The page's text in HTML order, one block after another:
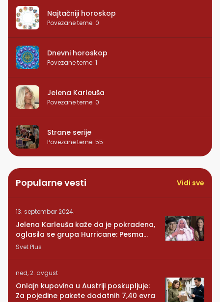
Najtačniji horoskop
Povezane teme: 0
Dnevni horoskop
Povezane teme: 1
Jelena Karleuša
Povezane teme: 0
Strane serije
Povezane teme: 55
Popularne vesti Vidi sve
13. septembar 2024.
Jelena Karleuša kaže da je pokradena,
oglasila se grupa Hurricane: Pesma
RUNDE je naša!
Svet Plus
ned, 2. avgust
Onlajn kupovina u Austriji poskupljuje:
Za pojedine pakete dodatnih 7,40 evra